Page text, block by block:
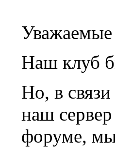
Наш клуб
Но, в
наш
форуме,